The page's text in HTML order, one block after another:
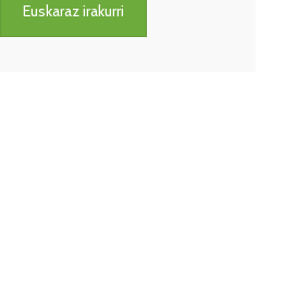
Euskaraz irakurri